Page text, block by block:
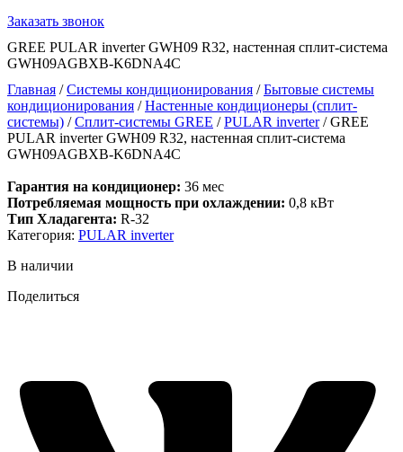
Заказать звонок
GREE PULAR inverter GWH09 R32, настенная сплит-система
GWH09AGBXB-K6DNA4C
Главная /Системы кондиционирования /Бытовые системы
кондиционирования /Настенные кондиционеры (сплит-
системы) /Сплит-системы GREE /PULAR inverter/ GREE
PULAR inverter GWH09 R32, настенная сплит-система
GWH09AGBXB-K6DNA4C
Гарантия на кондиционер: 36 мес
Потребляемая мощность при охлаждении: 0,8 кВт
Тип Хладагента: R-32
Категория: PULAR inverter
В наличии
Поделиться